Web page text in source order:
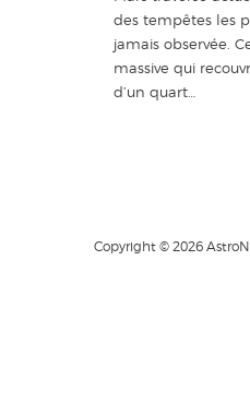
des tempêtes les
jamais observée.
massive qui
d’un quart…
Copyright © 2026